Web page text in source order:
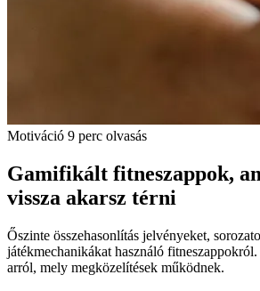
Motiváció 9 perc olvasás
Gamifikált fitneszappok,
vissza akarsz térni
Őszinte összehasonlítás jelvényeket,
játékmechanikákat használó
arról, mely megközelítések működnek.